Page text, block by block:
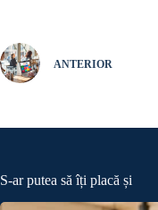
ANTERIOR
S-ar putea să îți placă și